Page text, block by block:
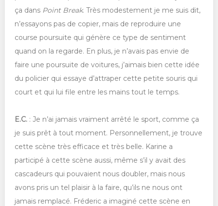
ça dans Point Break. Très modestement je me suis dit,
n’essayons pas de copier, mais de reproduire une
course poursuite qui génère ce type de sentiment
quand on la regarde. En plus, je n’avais pas envie de
faire une poursuite de voitures, j’aimais bien cette idée
du policier qui essaye d’attraper cette petite souris qui
court et qui lui file entre les mains tout le temps.
E.C. : Je n’ai jamais vraiment arrêté le sport, comme ça
je suis prêt à tout moment. Personnellement, je trouve
cette scène très efficace et très belle. Karine a
participé à cette scène aussi, même s’il y avait des
cascadeurs qui pouvaient nous doubler, mais nous
avons pris un tel plaisir à la faire, qu’ils ne nous ont
jamais remplacé. Fréderic a imaginé cette scène en